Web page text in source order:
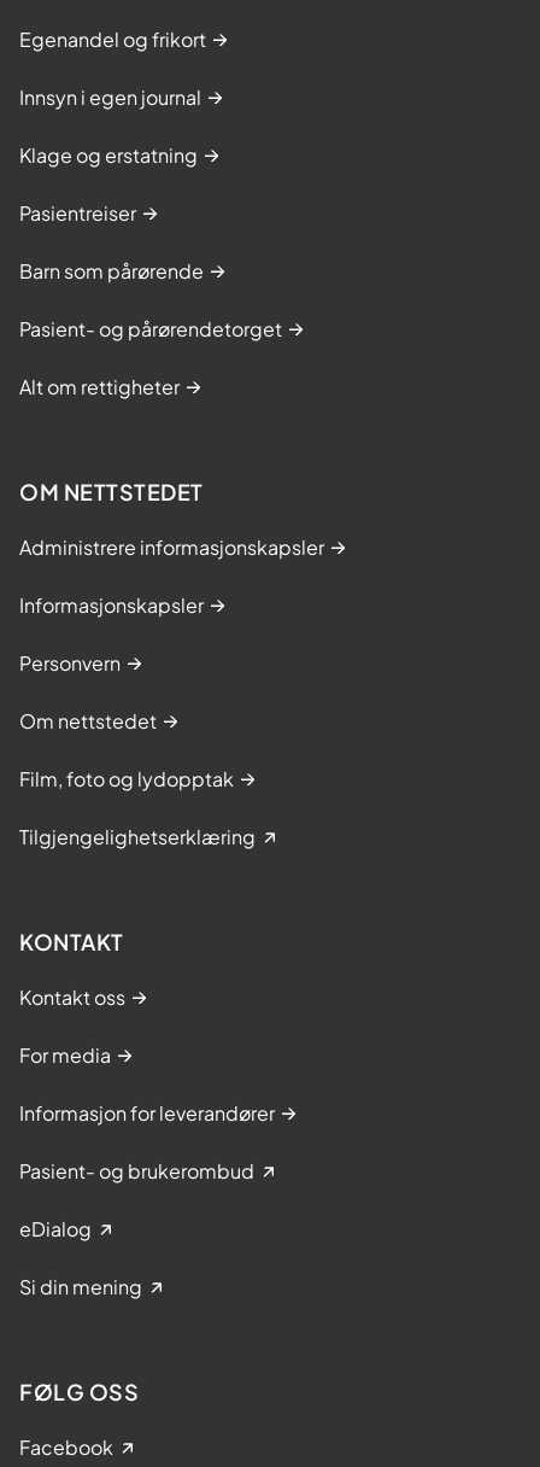
Egenandel og frikort
Innsyn i egen journal
Klage og erstatning
Pasientreiser
Barn som pårørende
Pasient- og pårørendetorget
Alt om rettigheter
OM NETTSTEDET
Administrere informasjonskapsler
Informasjonskapsler
Personvern
Om nettstedet
Film, foto og lydopptak
Tilgjengelighetserklæring
KONTAKT
Kontakt oss
For media
Informasjon for leverandører
Pasient- og brukerombud
eDialog
Si din mening
FØLG OSS
Facebook